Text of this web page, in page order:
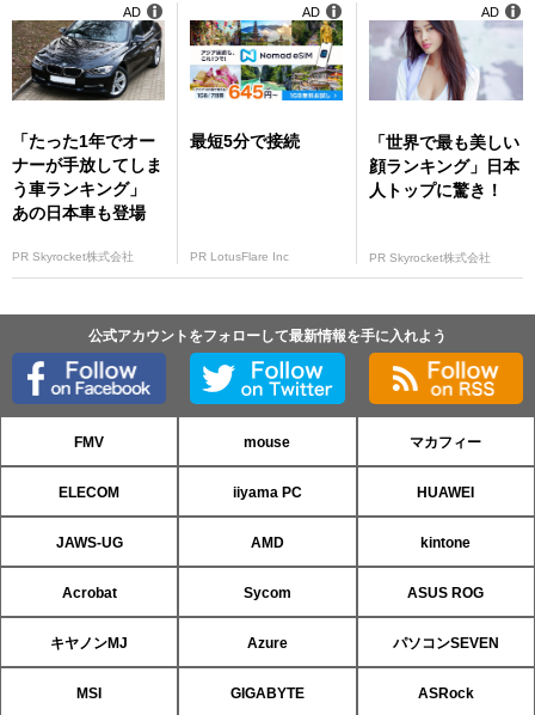
「たった1年でオー
ナーが手放してしま
う車ランキング」
あの日本車も登場
PR Skyrocket株式会社
AD
最短5分で接続
PR LotusFlare Inc
AD
「世界で最も美しい
顔ランキング」日本
人トップに驚き！
PR Skyrocket株式会社
AD
公式アカウントをフォローして最新情報を手に入れよう
FMV mouse マカフィー
ELECOM iiyama PC HUAWEI
JAWS-UG AMD kintone
Acrobat Sycom ASUS ROG
キヤノンMJ Azure パソコンSEVEN
MSI GIGABYTE ASRock